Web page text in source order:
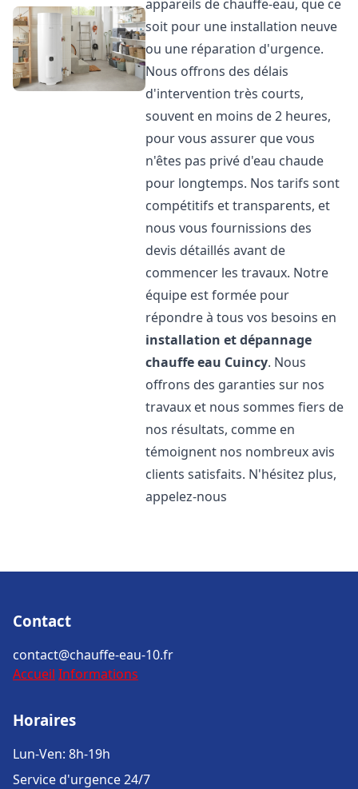
appareils de chauffe-eau, que ce
soit pour une installation neuve
ou une réparation d'urgence.
Nous offrons des délais
d'intervention très courts,
souvent en moins de 2 heures,
pour vous assurer que vous
n'êtes pas privé d'eau chaude
pour longtemps. Nos tarifs sont
compétitifs et transparents, et
nous vous fournissions des
devis détaillés avant de
commencer les travaux. Notre
équipe est formée pour
répondre à tous vos besoins en
installation et dépannage
chauffe eau Cuincy. Nous
offrons des garanties sur nos
travaux et nous sommes fiers de
nos résultats, comme en
témoignent nos nombreux avis
clients satisfaits. N'hésitez plus,
appelez-nous
Contact
contact@chauffe-eau-10.fr
Accueil Informations
Horaires
Lun-Ven: 8h-19h
Service d'urgence 24/7